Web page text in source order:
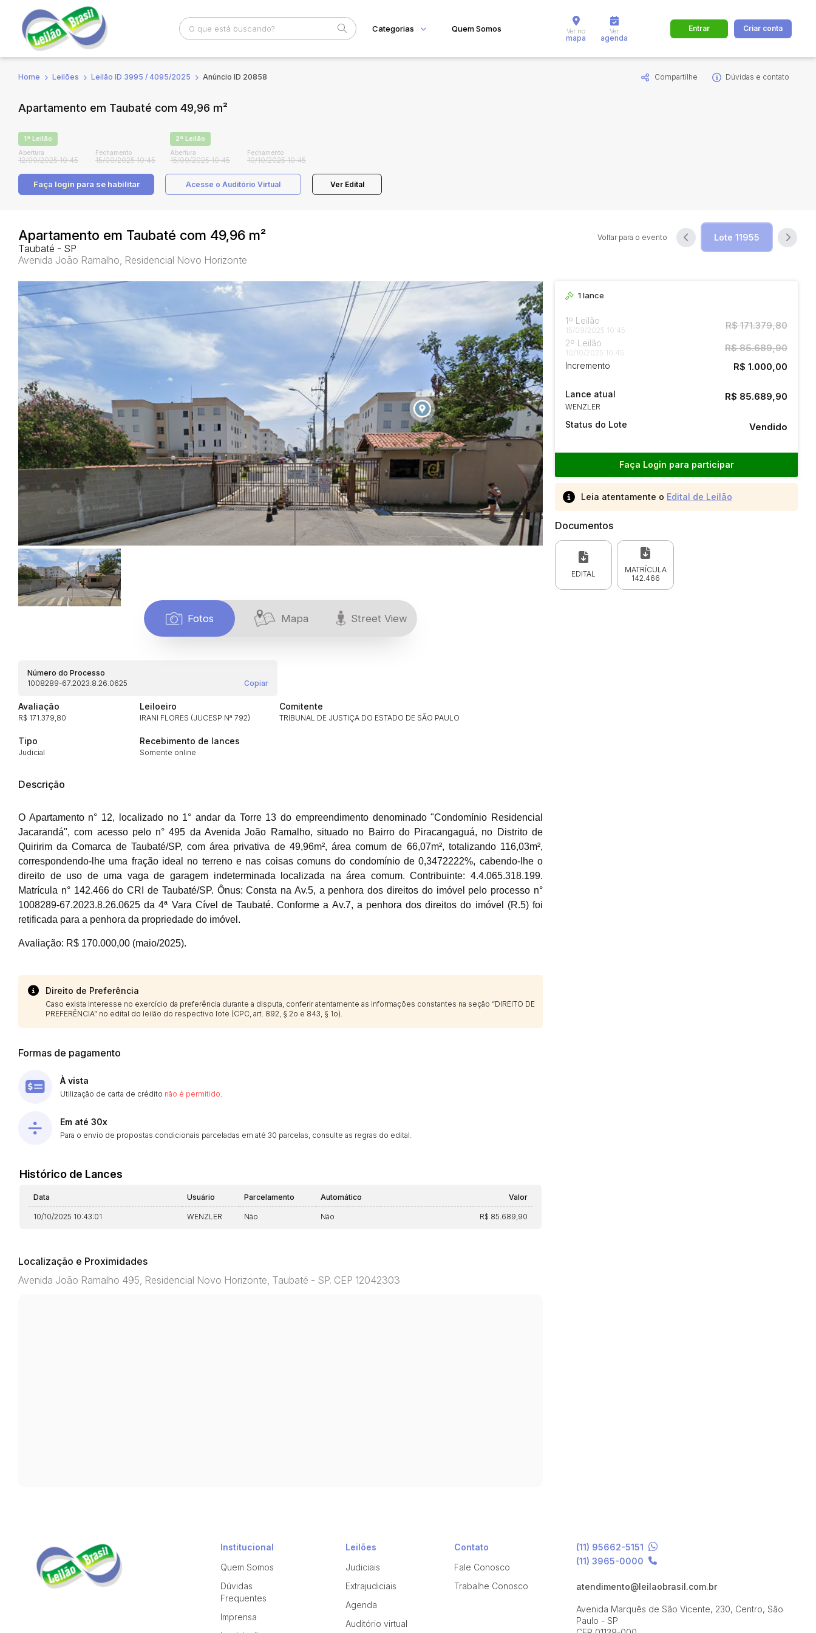
Busca por palavra-chave Categoria Cidade
Categorias Quem Somos Ver no
mapa
Ver
agenda
Entrar Criar conta
Home Leilões Leilão ID 3995 / 4095/2025 Anúncio ID 20858 Compartilhe Dúvidas e contato
Apartamento em Taubaté com 49,96 m²
1ª Leilão
Abertura
12/09/2025 10:45
Fechamento
15/09/2025 10:45
2ª Leilão
Abertura
15/09/2025 10:45
Fechamento
10/10/2025 10:45
Faça login para se habilitar Acesse o Auditório Virtual Ver Edital
Apartamento em Taubaté com 49,96 m²
Taubaté - SP
Avenida João Ramalho, Residencial Novo Horizonte
Voltar para o evento
Fotos Mapa Street View
1lance
1º Leilão
15/09/2025 10:45 R$ 171.379,80
2º Leilão
10/10/2025 10:45 R$ 85.689,90
Incremento R$ 1.000,00
Lance atual
WENZLER
R$ 85.689,90
Status do Lote Vendido
Faça Login para participar
Leia atentamente o Edital de Leilão
Documentos
EDITAL
MATRÍCULA
142.466
Número do Processo
1008289-67.2023.8.26.0625
Copiar
Avaliação
R$ 171.379,80
Leiloeiro
IRANI FLORES (JUCESP Nª 792)
Comitente
TRIBUNAL DE JUSTIÇA DO ESTADO DE SÃO PAULO
Tipo
Judicial
Recebimento de lances
Somente online
Descrição
O Apartamento n° 12, localizado no 1° andar da Torre 13 do empreendimento denominado "Condomínio Residencial
Jacarandá", com acesso pelo n° 495 da Avenida João Ramalho, situado no Bairro do Piracangaguá, no Distrito de
Quiririm da Comarca de Taubaté/SP, com área privativa de 49,96m², área comum de 66,07m², totalizando 116,03m²,
correspondendo-lhe uma fração ideal no terreno e nas coisas comuns do condomínio de 0,3472222%, cabendo-lhe o
direito de uso de uma vaga de garagem indeterminada localizada na área comum. Contribuinte: 4.4.065.318.199.
Matrícula n° 142.466 do CRI de Taubaté/SP. Ônus: Consta na Av.5, a penhora dos direitos do imóvel pelo processo n°
1008289-67.2023.8.26.0625 da 4ª Vara Cível de Taubaté. Conforme a Av.7, a penhora dos direitos do imóvel (R.5) foi
retificada para a penhora da propriedade do imóvel.
Avaliação: R$ 170.000,00 (maio/2025).
Direito de Preferência
Caso exista interesse no exercício da preferência durante a disputa, conferir atentamente as informações constantes na seção “DIREITO DE
PREFERÊNCIA” no edital do leilão do respectivo lote (CPC, art. 892, § 2o e 843, § 1o).
Formas de pagamento
À vista
Utilização de carta de crédito não é permitido.
Em até 30x
Para o envio de propostas condicionais parceladas em até 30 parcelas, consulte as regras do edital.
Histórico de Lances
Data Usuário Parcelamento Automático Valor
10/10/2025 10:43:01 WENZLER Não Não R$ 85.689,90
Localização e Proximidades
Avenida João Ramalho 495, Residencial Novo Horizonte, Taubaté - SP. CEP 12042303
Envie sua Proposta (Art. 895, CPC)
Histórico de Propostas
14/04/2025 18:43:11 TIAGOFELIPE
Clique aqui para fazer login
Habilite-se para efetuar lances ou propostas
Institucional
Quem Somos
Dúvidas
Frequentes
Imprensa
Leilões
Judiciais
Extrajudiciais
Agenda
Auditório virtual
Contato
Fale Conosco
Trabalhe Conosco
(11) 95662-5151
(11) 3965-0000
atendimento@leilaobrasil.com.br
Avenida Marquês de São Vicente, 230, Centro, São
Paulo - SP